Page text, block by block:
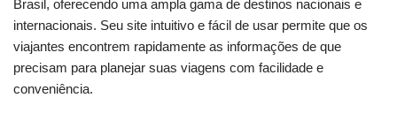
Brasil, oferecendo uma ampla gama de destinos nacionais e
internacionais. Seu site intuitivo e fácil de usar permite que os
viajantes encontrem rapidamente as informações de que
precisam para planejar suas viagens com facilidade e
conveniência.